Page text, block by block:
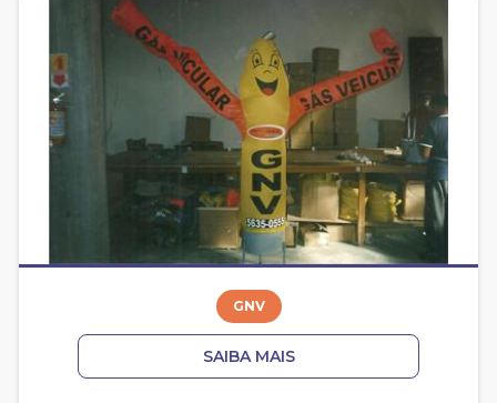
GNV
SAIBA MAIS